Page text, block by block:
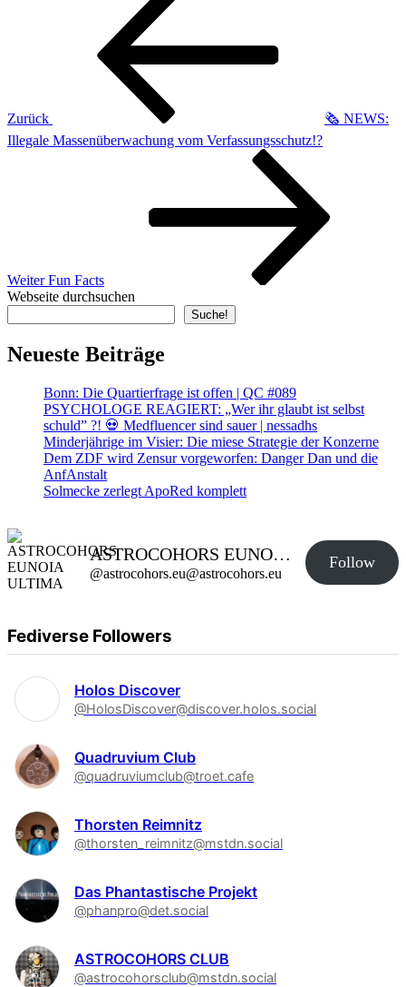
Zurück
🗞️ NEWS:
Illegale Massenüberwachung vom Verfassungsschutz!?
Weiter Fun Facts
Webseite durchsuchen
Suche!
Neueste Beiträge
Bonn: Die Quartierfrage ist offen | QC #089
PSYCHOLOGE REAGIERT: „Wer ihr glaubt ist selbst
schuld” ?! 💀 Medfluencer sind sauer | nessadhs
Minderjährige im Visier: Die miese Strategie der Konzerne
Dem ZDF wird Zensur vorgeworfen: Danger Dan und die
AnfAnstalt
Solmecke zerlegt ApoRed komplett
ASTROCOHORS EUNOIA ULTIMA
@astrocohors.eu@astrocohors.eu
Follow
Fediverse Followers
Holos Discover
@HolosDiscover@discover.holos.social
Quadruvium Club
@quadruviumclub@troet.cafe
Thorsten Reimnitz
@thorsten_reimnitz@mstdn.social
Das Phantastische Projekt
@phanpro@det.social
ASTROCOHORS CLUB
@astrocohorsclub@mstdn.social